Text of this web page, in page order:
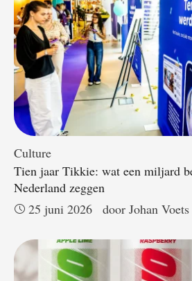
Culture
Tien jaar Tikkie: wat een miljard
Nederland zeggen
25 juni 2026
door Johan Voets